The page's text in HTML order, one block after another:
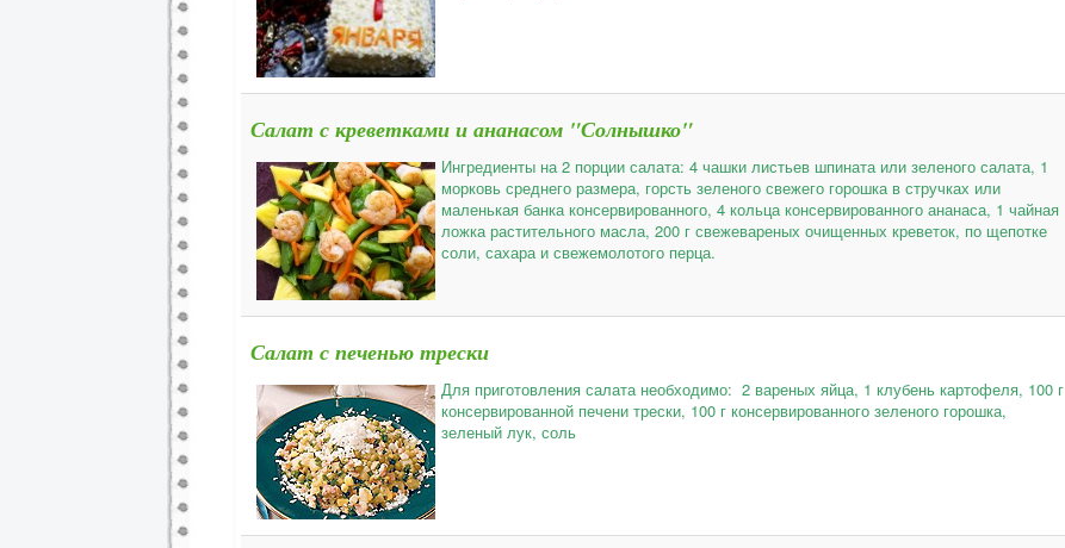
Салат с креветками и ананасом "Солнышко"
Ингредиенты на 2 порции салата: 4 чашки листьев шпината или зеленого салата, 1
морковь среднего размера, горсть зеленого свежего горошка в стручках или
маленькая банка консервированного, 4 кольца консервированного ананаса, 1 чайная
ложка растительного масла, 200 г свежевареных очищенных креветок, по щепотке
соли, сахара и свежемолотого перца.
Салат с печенью трески
Для приготовления салата необходимо: 2 вареных яйца, 1 клубень картофеля, 100 г
консервированной печени трески, 100 г консервированного зеленого горошка,
зеленый лук, соль